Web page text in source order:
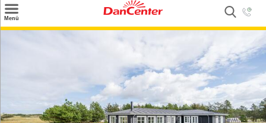
Menü
Angebote